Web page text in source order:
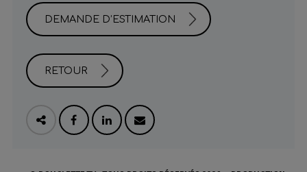
DEMANDE D’ESTIMATION
RETOUR